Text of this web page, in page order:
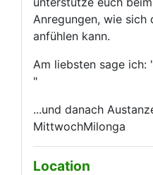
Anregungen, wie sich
anfühlen kann.
Am liebsten sage ich:
"
...und danach
MittwochMilonga
Location